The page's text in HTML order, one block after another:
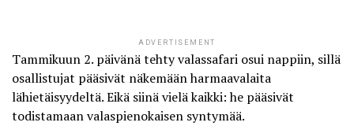
ADVERTISEMENT
Tammikuun 2. päivänä tehty valassafari osui nappiin, sillä
osallistujat pääsivät näkemään harmaavalaita
lähietäisyydeltä. Eikä siinä vielä kaikki: he pääsivät
todistamaan valaspienokaisen syntymää.